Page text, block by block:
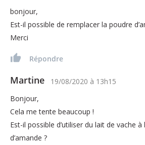
bonjour,
Est-il possible de remplacer la poudre
Merci
Répondre
Martine 19/08/2020 à 13h15
Bonjour,
Cela me tente beaucoup !
Est-il possible d’utiliser du lait de vache
d’amande ?